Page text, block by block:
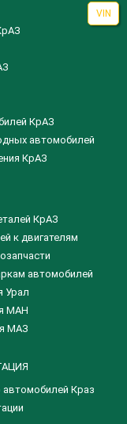
КрАЗ
автомобилей
КрАЗ
КрАЗ
к двигателям
автомобилей
Урал
МАН
МАЗ
Краз
VIN